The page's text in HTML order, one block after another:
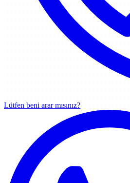
Lütfen beni arar mısınız?